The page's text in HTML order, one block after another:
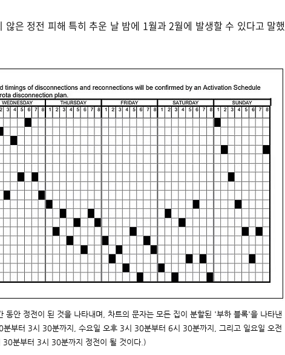
은 정전 피해 특히 추운 날 밤에 1월과 2월에 발생할 수 있다고 말했
동안 정전이 된 것을 나타내며, 차트의 문자는 모든 집이 분할된 '부하 블록'을 나타낸
부터 3시 30분까지, 수요일 오후 3시 30분부터 6시 30분까지, 그리고 일요일 오전
30분부터 3시 30분까지 정전이 될 것이다.)